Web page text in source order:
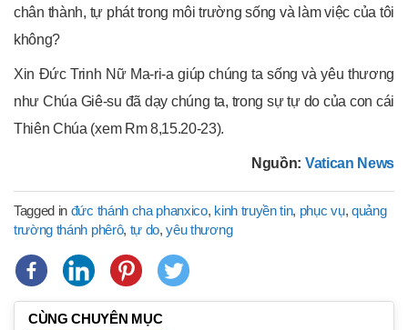
chân thành, tự phát trong môi trường sống và làm việc của tôi
không?
Xin Đức Trinh Nữ Ma-ri-a giúp chúng ta sống và yêu thương
như Chúa Giê-su đã dạy chúng ta, trong sự tự do của con cái
Thiên Chúa (xem Rm 8,15.20-23).
Nguồn: Vatican News
Tagged in đức thánh cha phanxico, kinh truyền tin, phục vụ, quảng
trường thánh phêrô, tự do,yêu thương
CÙNG CHUYÊN MỤC